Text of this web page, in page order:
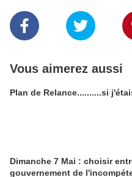
Vous aimerez aussi
Plan de Relance..........si
Dimanche 7 Mai : choisir
gouvernement de